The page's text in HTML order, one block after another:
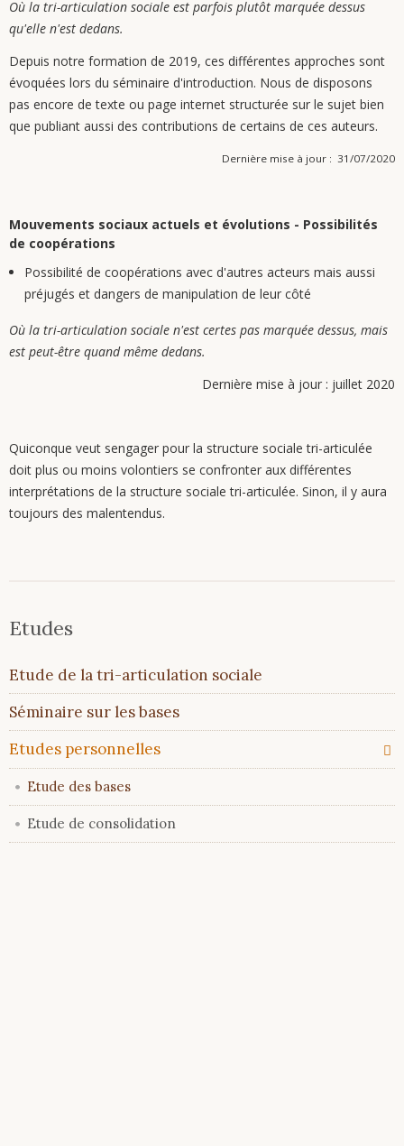
Où la tri-articulation sociale est parfois plutôt marquée dessus
qu'elle n'est dedans.
Depuis notre formation de 2019, ces différentes approches sont
évoquées lors du séminaire d'introduction. Nous de disposons
pas encore de texte ou page internet structurée sur le sujet bien
que publiant aussi des contributions de certains de ces auteurs.
Dernière mise à jour : 31/07/2020
Mouvements sociaux actuels et évolutions - Possibilités
de coopérations
Possibilité de coopérations avec d'autres acteurs mais aussi
préjugés et dangers de manipulation de leur côté
Où la tri-articulation sociale n'est certes pas marquée dessus, mais
est peut-être quand même dedans.
Dernière mise à jour : juillet 2020
Quiconque veut sengager pour la structure sociale tri-articulée
doit plus ou moins volontiers se confronter aux différentes
interprétations de la structure sociale tri-articulée. Sinon, il y aura
toujours des malentendus.
Etudes
au
contenu
Etude de la tri-articulation sociale
Séminaire sur les bases
Etudes personnelles
Etude des bases
Etude de consolidation